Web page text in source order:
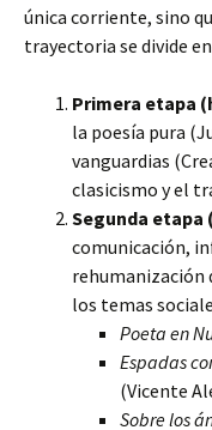
única corriente, sino
trayectoria se divide
Primera etapa
la poesía pura
vanguardias
clasicismo y el
Segunda etapa
comunicación,
rehumanización
los temas
Poeta en
Espadas
(Vicente
Sobre los